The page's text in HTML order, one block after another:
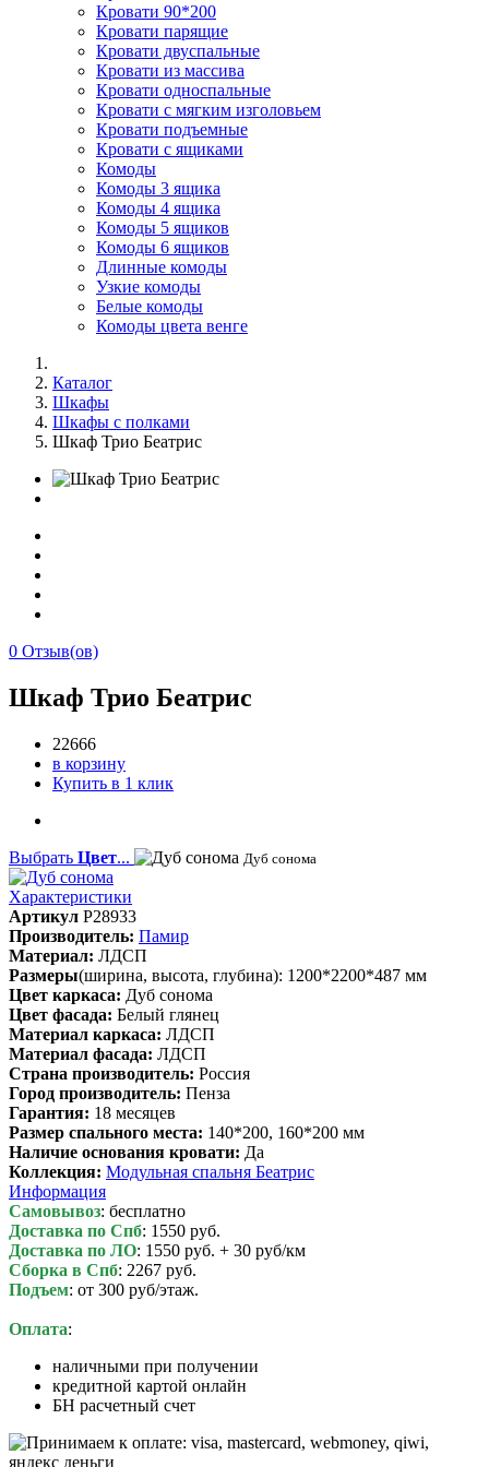
Кровати 90*200
Кровати парящие
Кровати двуспальные
Кровати из массива
Кровати односпальные
Кровати с мягким изголовьем
Кровати подъемные
Кровати с ящиками
Комоды
Комоды 3 ящика
Комоды 4 ящика
Комоды 5 ящиков
Комоды 6 ящиков
Длинные комоды
Узкие комоды
Белые комоды
Комоды цвета венге
Каталог
Шкафы
Шкафы с полками
Шкаф Трио Беатрис
0 Отзыв(ов)
Шкаф Трио Беатрис
22666
в корзину
Купить в 1 клик
Выбрать Цвет... Дуб сонома
Характеристики
Артикул P28933
Производитель: Памир
Материал: ЛДСП
Размеры(ширина, высота, глубина): 1200*2200*487 мм
Цвет каркаса: Дуб сонома
Цвет фасада: Белый глянец
Материал каркаса: ЛДСП
Материал фасада: ЛДСП
Cтрана производитель: Россия
Город производитель: Пенза
Гарантия: 18 месяцев
Размер спального места: 140*200, 160*200 мм
Наличие основания кровати: Да
Коллекция: Модульная спальня Беатрис
Информация
Самовывоз: бесплатно
Доставка по Спб: 1550 руб.
Доставка по ЛО: 1550 руб. + 30 руб/км
Сборка в Спб: 2267 руб.
Подъем: от 300 руб/этаж.
Оплата:
наличными при получении
кредитной картой онлайн
БН расчетный счет